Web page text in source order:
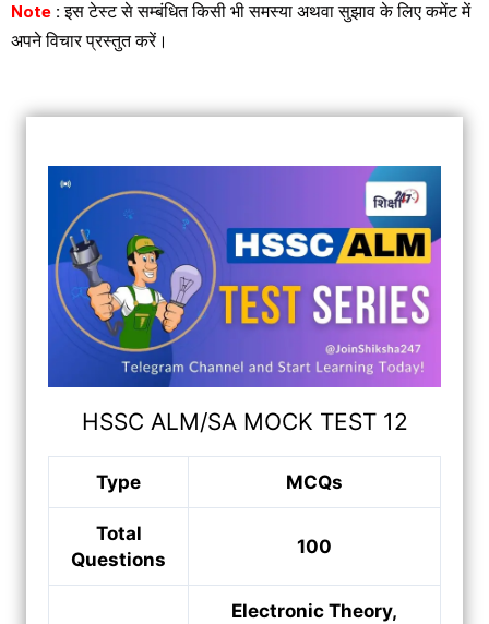
Note : इस टेस्ट से सम्बंधित किसी भी समस्या अथवा सुझाव के लिए कमेंट में
अपने विचार प्रस्तुत करें।
HSSC ALM/SA MOCK TEST 12
Type MCQs
Total
Questions
100
Electronic Theory,